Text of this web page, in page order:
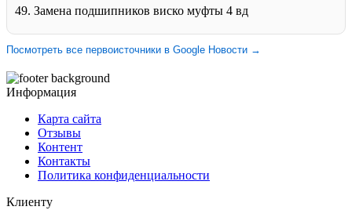
49. Замена подшипников виско муфты 4 вд
Посмотреть все первоисточники в Google Новости →
Информация
Карта сайта
Отзывы
Контент
Контакты
Политика конфиденциальности
Клиенту